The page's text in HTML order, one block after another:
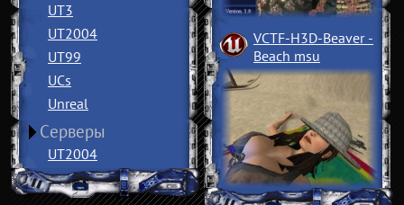
UT3
UT2004
UT99
UCs
Unreal
Серверы
UT2004
VCTF-H3D-Beaver ­
Beach msu